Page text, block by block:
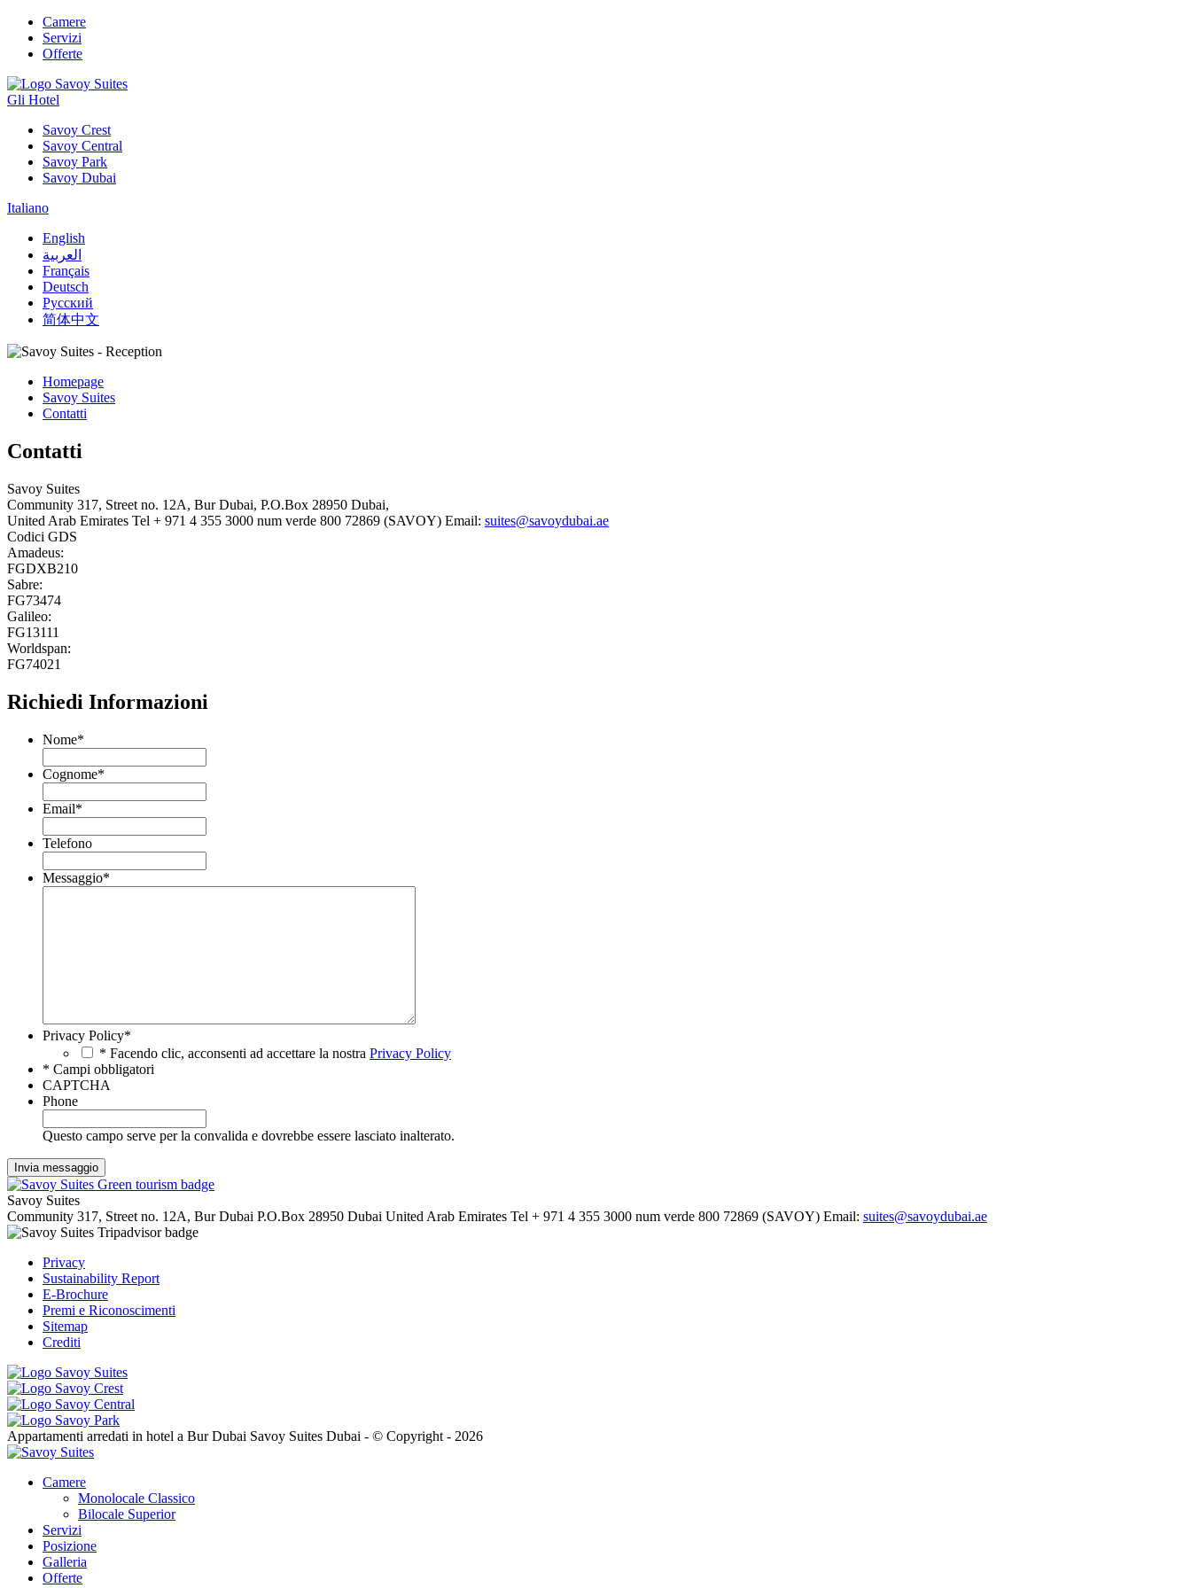
Camere
Servizi
Offerte
Gli Hotel
Savoy Crest
Savoy Central
Savoy Park
Savoy Dubai
Italiano
English
العربية
Français
Deutsch
Русский
简体中文
Homepage
Savoy Suites
Contatti
Contatti
Savoy Suites
Community 317, Street no. 12A, Bur Dubai, P.O.Box 28950 Dubai,
United Arab Emirates Tel + 971 4 355 3000 num verde 800 72869 (SAVOY) Email: suites@savoydubai.ae
Codici GDS
Amadeus:
FGDXB210
Sabre:
FG73474
Galileo:
FG13111
Worldspan:
FG74021
Richiedi Informazioni
Nome*
Cognome*
Email*
Telefono
Messaggio*
Privacy Policy*
* Facendo clic, acconsenti ad accettare la nostra Privacy Policy
* Campi obbligatori
CAPTCHA
Phone
Questo campo serve per la convalida e dovrebbe essere lasciato inalterato.
Savoy Suites
Community 317, Street no. 12A, Bur Dubai P.O.Box 28950 Dubai United Arab Emirates Tel + 971 4 355 3000 num verde 800 72869 (SAVOY) Email: suites@savoydubai.ae
Privacy
Sustainability Report
E-Brochure
Premi e Riconoscimenti
Sitemap
Crediti
Appartamenti arredati in hotel a Bur Dubai Savoy Suites Dubai - © Copyright - 2026
Camere
Monolocale Classico
Bilocale Superior
Servizi
Posizione
Galleria
Offerte